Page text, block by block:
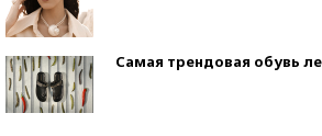
Самая трендовая обувь